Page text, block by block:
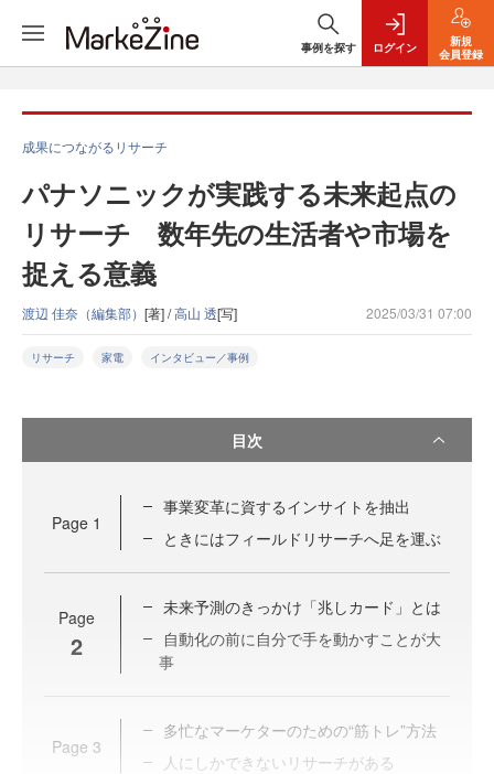
事例を探す ログイン
新規
会員登録
成果につながるリサーチ
パナソニックが実践する未来起点の
リサーチ 数年先の生活者や市場を
捉える意義
渡辺 佳奈（編集部） [著] /高山 透[写] 2025/03/31 07:00
リサーチ 家電 インタビュー／事例
目次
Page 1
事業変革に資するインサイトを抽出
ときにはフィールドリサーチへ足を運ぶ
Page
2
未来予測のきっかけ「兆しカード」とは
自動化の前に自分で手を動かすことが大
事
Page 3
多忙なマーケターのための“筋トレ”方法
人にしかできないリサーチがある